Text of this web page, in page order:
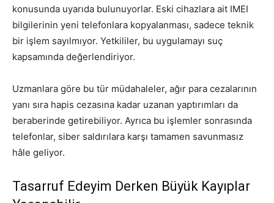
konusunda uyarıda bulunuyorlar. Eski cihazlara ait IMEI
bilgilerinin yeni telefonlara kopyalanması, sadece teknik
bir işlem sayılmıyor. Yetkililer, bu uygulamayı suç
kapsamında değerlendiriyor.
Uzmanlara göre bu tür müdahaleler, ağır para cezalarının
yanı sıra hapis cezasına kadar uzanan yaptırımları da
beraberinde getirebiliyor. Ayrıca bu işlemler sonrasında
telefonlar, siber saldırılara karşı tamamen savunmasız
hâle geliyor.
Tasarruf Edeyim Derken Büyük Kayıplar